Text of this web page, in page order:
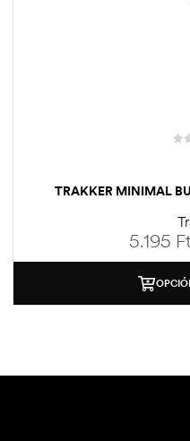
TRAKKER MINIMAL
5.195 Ft